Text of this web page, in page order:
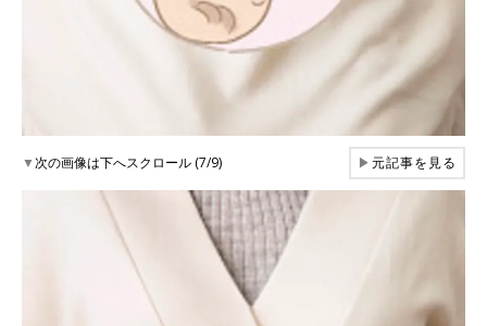
▼次の画像は下へスクロール (7/9) ▶元記事を見る